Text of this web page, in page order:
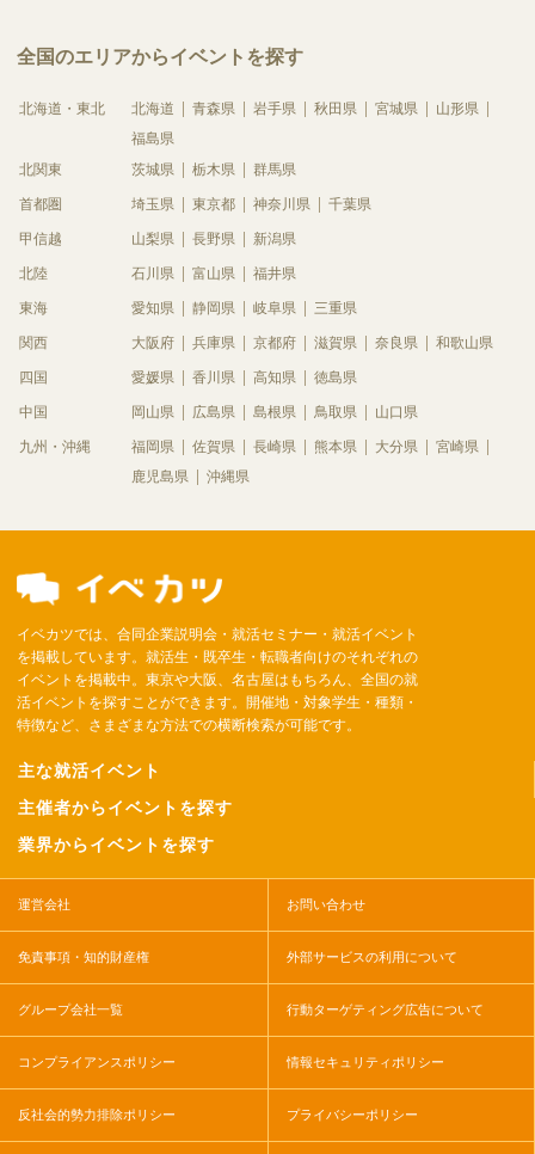
全国のエリアからイベントを探す
北海道・東北 北海道 青森県 岩手県 秋田県 宮城県
山形県
福島県
北関東
茨城県 栃木県 群馬県
首都圏 埼玉県 東京都 神奈川県 千葉県
甲信越 山梨県 長野県 新潟県
北陸 石川県 富山県 福井県
東海 愛知県 静岡県 岐阜県 三重県
関西 大阪府 兵庫県 京都府 滋賀県 奈良県 和歌山県
四国 愛媛県 香川県 高知県 徳島県
中国 岡山県 広島県 島根県 鳥取県 山口県
九州・沖縄 福岡県 佐賀県 長崎県 熊本県 大分県
宮崎県
鹿児島県
沖縄県
イベカツでは、合同企業説明会・就活セミナー・就活イベント
を掲載しています。就活生・既卒生・転職者向けのそれぞれの
イベントを掲載中。東京や大阪、名古屋はもちろん、全国の就
活イベントを探すことができます。開催地・対象学生・種類・
特徴など、さまざまな方法での横断検索が可能です。
主な就活イベント
主催者からイベントを探す
業界からイベントを探す
運営会社 お問い合わせ
免責事項・知的財産権 外部サービスの利用について
グループ会社一覧 行動ターゲティング広告について
コンプライアンスポリシー 情報セキュリティポリシー
反社会的勢力排除ポリシー プライバシーポリシー